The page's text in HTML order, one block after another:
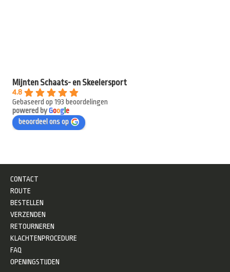
Mijnten Schaats- en Skeelersport
4.8
Gebaseerd op 193 beoordelingen
powered byGooge
beoordeel ons op
CONTACT
ROUTE
BESTELLEN
VERZENDEN
RETOURNEREN
KLACHTENPROCEDURE
FAQ
OPENINGSTIJDEN